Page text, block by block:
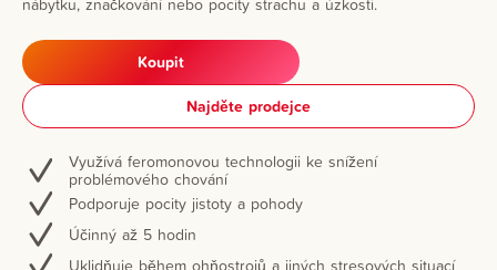
Koupit
Najděte prodejce
Využívá feromonovou technologii ke snížení
problémového chování
Podporuje pocity jistoty a pohody
Účinný až 5 hodin
Uklidňuje během ohňostrojů a jiných stresových situací